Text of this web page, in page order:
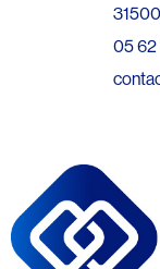
05 62